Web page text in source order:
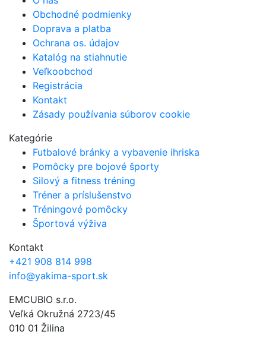
Obchodné podmienky
Doprava a platba
Ochrana os. údajov
Katalóg na stiahnutie
Veľkoobchod
Registrácia
Kontakt
Zásady používania súborov cookie
Kategórie
Futbalové bránky a vybavenie ihriska
Pomôcky pre bojové športy
Silový a fitness tréning
Tréner a príslušenstvo
Tréningové pomôcky
Športová výživa
Kontakt
+421 908 814 998
info@yakima-sport.sk
EMCUBIO s.r.o.
Veľká Okružná 2723/45
010 01 Žilina